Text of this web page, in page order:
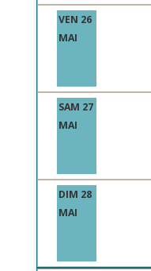
VEN 26
MAI
SAM 27
MAI
DIM 28
MAI